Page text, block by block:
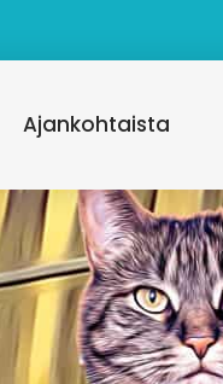
Ajankohtaista